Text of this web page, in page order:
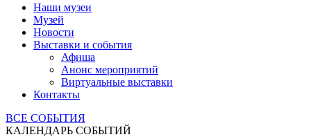
Наши музеи
Музей
Новости
Выставки и события
Афиша
Анонс мероприятий
Виртуальные выставки
Контакты
ВСЕ СОБЫТИЯ
КАЛЕНДАРЬ СОБЫТИЙ